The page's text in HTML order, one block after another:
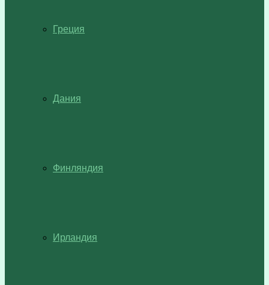
Греция
Дания
Финляндия
Ирландия